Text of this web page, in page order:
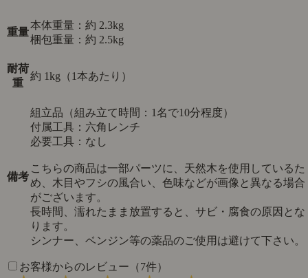
重量
本体重量：約 2.3kg
梱包重量：約 2.5kg
耐荷
重
約 1kg（1本あたり）
備考
組立品（組み立て時間：1名で10分程度）
付属工具：六角レンチ
必要工具：なし
こちらの商品は一部パーツに、天然木を使用しているた
め、木目やフシの風合い、色味などが画像と異なる場合
がございます。
長時間、濡れたまま放置すると、サビ・腐食の原因とな
ります。
シンナー、ベンジン等の薬品のご使用は避けて下さい。
お客様からのレビュー（7件）